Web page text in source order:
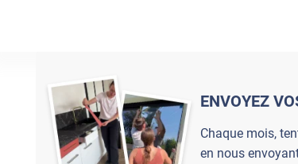
ENVOYEZ
Chaque mois,
en nous